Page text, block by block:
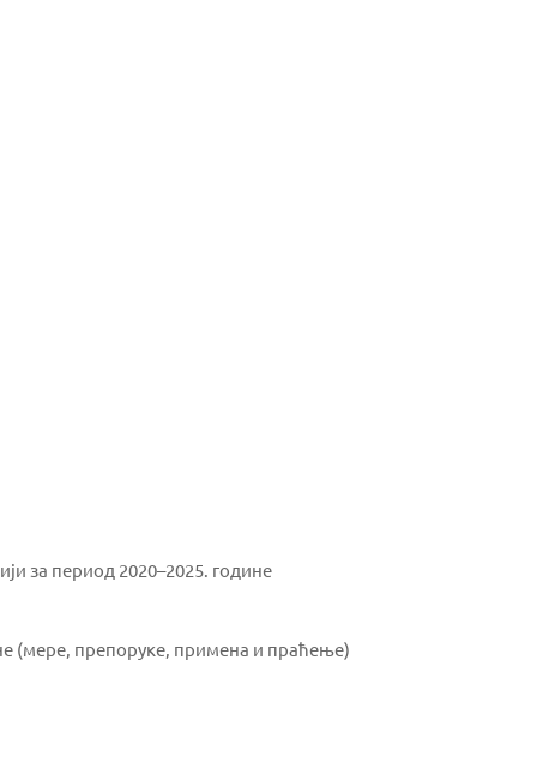
за период 2020–2025. године
(мере, препоруке, примена и праћење)